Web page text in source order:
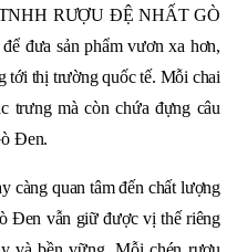
RƯỢU ĐỆ NHẤT GÒ
đưa sản phẩm vươn xa hơn,
tới thị trường quốc tế. Mỗi chai
trưng mà còn chứa đựng câu
Đen.
càng quan tâm đến chất lượng
Đen vẫn giữ được vị thế riêng